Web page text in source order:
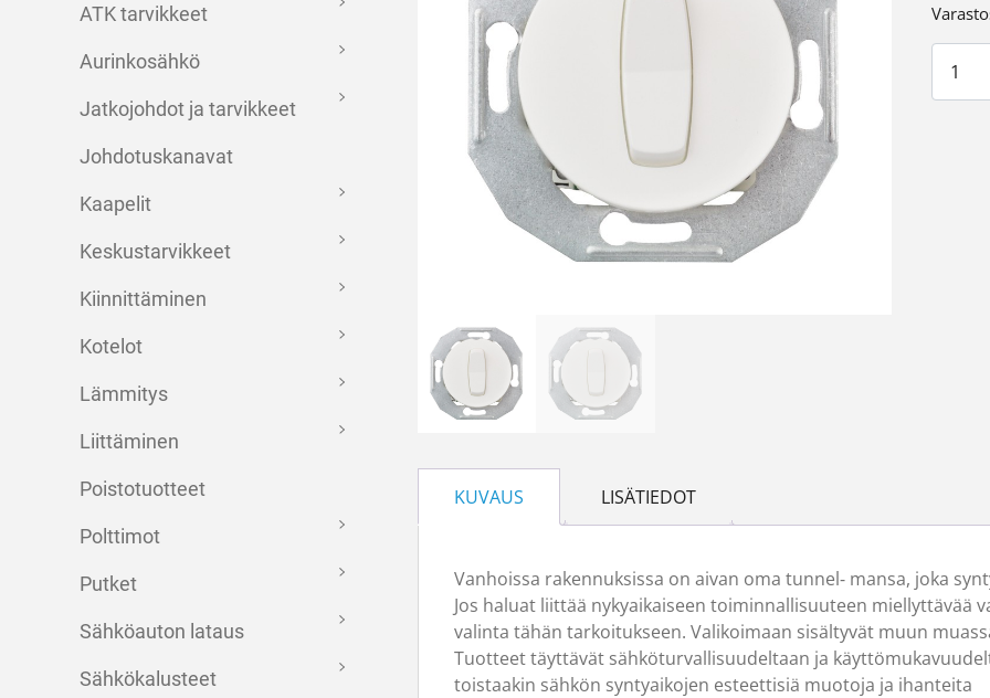
ATK tarvikkeet
Aurinkosähkö
Jatkojohdot ja tarvikkeet
Johdotuskanavat
Kaapelit
Keskustarvikkeet
Kiinnittäminen
Kotelot
Lämmitys
Liittäminen
Poistotuotteet
Polttimot
Putket
Sähköauton lataus
Sähkökalusteet
KUVAUS LISÄTIEDOT
Vanhoissa rakennuksissa on aivan oma tunnel‑ mansa, joka
Jos haluat liittää nykyaikaiseen toiminnallisuuteen miellyttävää
valinta tähän tarkoitukseen. Valikoimaan sisältyvät muun
Tuotteet täyttävät sähköturvallisuudeltaan ja
toistaakin sähkön syntyaikojen esteettisiä muotoja ja ihanteita